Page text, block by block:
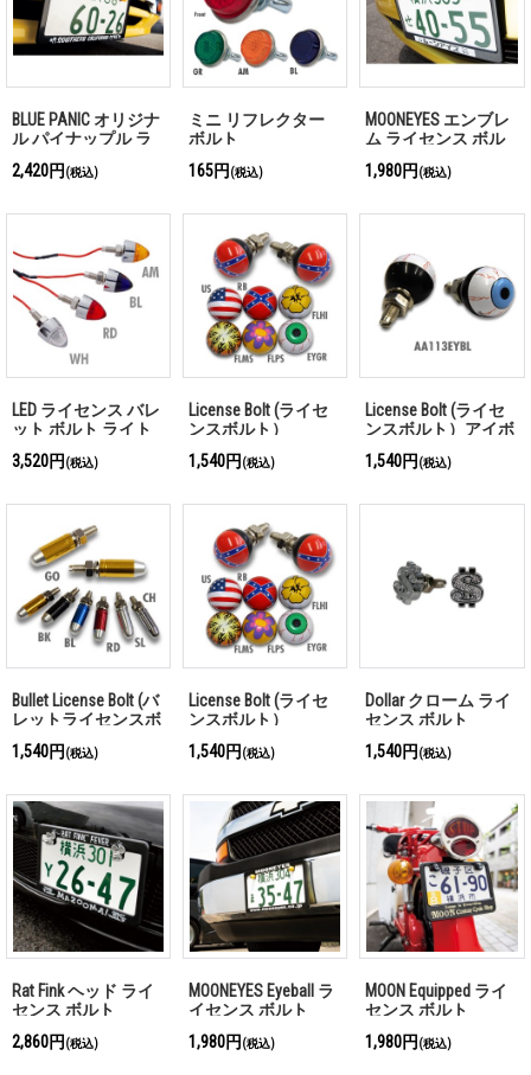
BLUE PANIC オリジナ
ル パイナップル ラ
2,420円 (税込)
ミニ リフレクター
ボルト
165円 (税込)
MOONEYES エンブレ
ム ライセンス ボル
1,980円 (税込)
LED ライセンス バレ
ット ボルト ライト
3,520円 (税込)
License Bolt (ライセ
ンスボルト）
1,540円 (税込)
License Bolt (ライセ
ンスボルト）アイボ
1,540円 (税込)
Bullet License Bolt (バ
レットライセンスボ
1,540円 (税込)
License Bolt (ライセ
ンスボルト）
1,540円 (税込)
Dollar クローム ライ
センス ボルト
1,540円 (税込)
Rat Fink ヘッド ライ
センス ボルト
2,860円 (税込)
MOONEYES Eyeball ラ
イセンス ボルト
1,980円 (税込)
MOON Equipped ライ
センス ボルト
1,980円 (税込)